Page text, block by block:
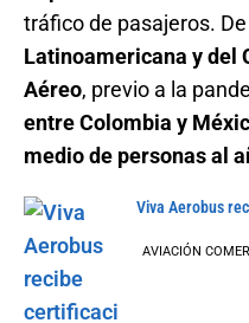
tráfico de pasajeros.
Latinoamericana y del
Aéreo, previo a la
entre Colombia y
medio de personas al
Viva Aerobus
AVIACIÓN